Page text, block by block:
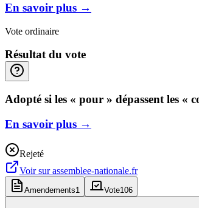
En savoir plus →
Vote ordinaire
Résultat du vote
Adopté si les « pour » dépassent les «
En savoir plus →
Rejeté
Voir surassemblee-nationale.fr
Amendements1 Vote106